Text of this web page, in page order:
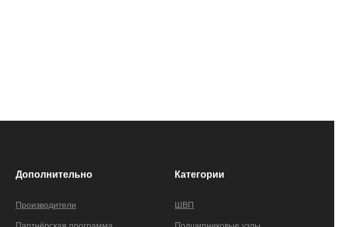
Дополнительно
Производители
Категории
ШВП